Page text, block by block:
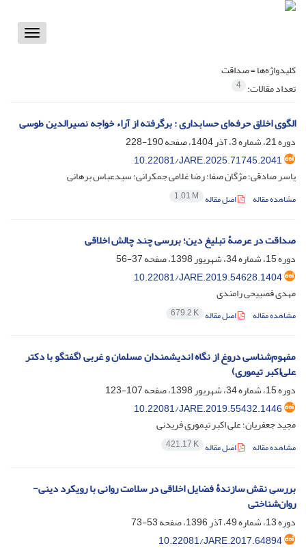
Toggle
کلیدواژه‌ها =صداقت
تعداد مقالات: 4
الگوی اخلاق حرفه‌ای حسابداری : برگرفته از آراء خواجه نصیرالدین طوسی
دوره 21، شماره 3، آذر 1404، صفحه
190-228
10.22081/JARE.2025.71745.2041
یاسر صادقی؛ مژگان صفا؛ رضا غلامی جمکرانی؛ سیدعباس برهانی
مشاهده مقاله اصل مقاله 1.01 M
صداقت در عرصۀ تبلیغ دین؛ بررسی چند چالش اخلاقی
دوره 15، شماره 34، شهریور 1398، صفحه
37-56
10.22081/JARE.2019.54628.1404
مهدی فصییحی رامندی
مشاهده مقاله اصل مقاله 679.2 K
مفهوم‌شناسی دروغ از نگاه اندیشمندان مسلمان و غربی (گفتگو با دکتر
علی‌اکبر تیموری)
دوره 15، شماره 34، شهریور 1398، صفحه
107-123
10.22081/JARE.2019.55432.1446
مجید جعفریان؛ علی اکبر تیموری فریدنی
مشاهده مقاله اصل مقاله 421.17 K
بررسی نقش سازندۀ فضایل اخلاقی در سلامت روانی با رویکرد دینی-
روان‌شناختی
دوره 13، شماره 49، آذر 1396، صفحه
53-73
10.22081/JARE.2017.64894